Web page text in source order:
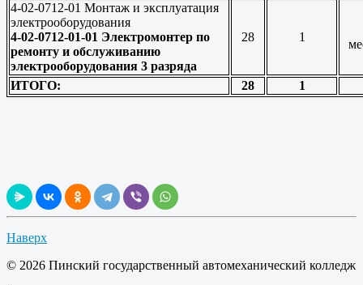
4-02-0712-01 Монтаж и эксплуатация
электрооборудования
4-02-0712-01-01 Электромонтер по
ремонту и обслуживанию
электрооборудования 3 разряда
28 1
ИТОГО: 28 1
Наверх
© 2026 Пинский государственный автомеханический колледж